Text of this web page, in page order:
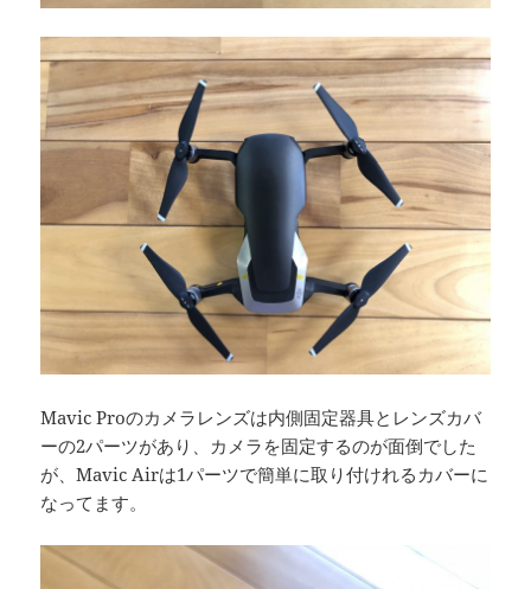
Mavic Proのカメラレンズは内側固定器具とレンズカバ
ーの2パーツがあり、カメラを固定するのが面倒でした
が、Mavic Airは1パーツで簡単に取り付けれるカバーに
なってます。